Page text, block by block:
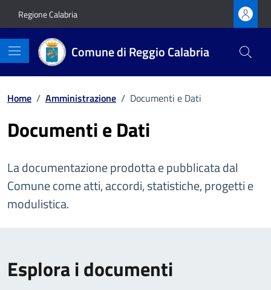
Regione Calabria
Comune di Reggio Calabria
Home / Amministrazione / Documenti e Dati
Documenti e Dati
La documentazione prodotta e pubblicata dal
Comune come atti, accordi, statistiche, progetti e
modulistica.
Esplora i documenti